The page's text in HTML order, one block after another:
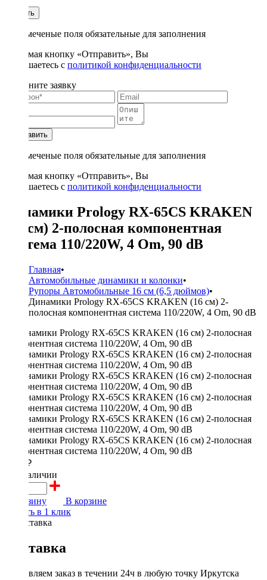
Купить
* - отмеченые поля обязательные для заполнения
Нажимая кнопку «Отправить», Вы
соглашаетесь с политикой конфиденциальности
Заполните заявку
Отправить
* - отмеченые поля обязательные для заполнения
Нажимая кнопку «Отправить», Вы
соглашаетесь с политикой конфиденциальности
Динамики Prology RX-65CS KRAKEN
(16 см) 2-полосная компонентная
система 110/220W, 4 Om, 90 dB
Главная•
Автомобильные динамики и колонки•
Рупоры Автомобильные 16 см (6,5 дюймов)•
Динамики Prology RX-65CS KRAKEN (16 см) 2-
полосная компонентная система 110/220W, 4 Om, 90 dB
4500 ₽
в наличии
В корзину
В корзине
Купить в 1 клик
Доставка
Доставляем заказ в течении 24ч в любую точку Иркутска